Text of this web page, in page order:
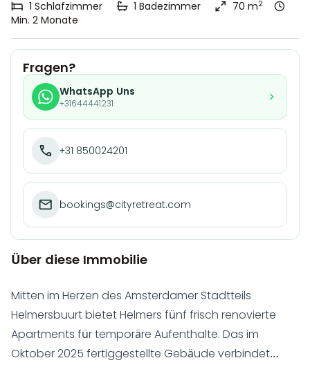
1 Schlafzimmer 1 Badezimmer 70 m2
Min. 2 Monate
Fragen?
WhatsApp Uns
+31644441231
+31 850024201
bookings@cityretreat.com
Über diese Immobilie
Mitten im Herzen des Amsterdamer Stadtteils
Helmersbuurt bietet Helmers fünf frisch renovierte
Apartments für temporäre Aufenthalte. Das im
Oktober 2025 fertiggestellte Gebäude verbindet